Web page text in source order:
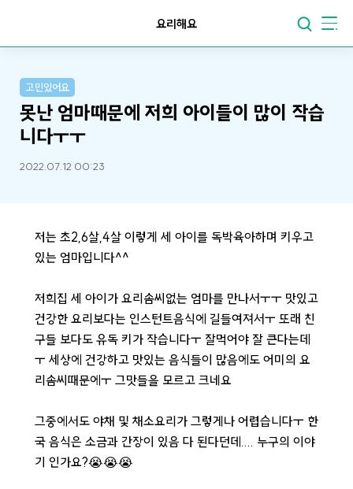
요리해요
고민있어요
못난 엄마때문에 저희 아이들이 많이 작습
니다ㅜㅜ
2022.07.12 00:23
저는 초2,6살,4살 이렇게 세 아이를 독박육아하며 키우고
있는 엄마입니다^^
저희집 세 아이가 요리솜씨없는 엄마를 만나서ㅜㅜ 맛있고
건강한 요리보다는 인스턴트음식에 길들여져서ㅜ 또래 친
구들 보다도 유독 키가 작습니다ㅜ 잘먹어야 잘 큰다는데
ㅜ 세상에 건강하고 맛있는 음식들이 많음에도 어미의 요
리솜씨때문에ㅜ 그맛들을 모르고 크네요
그중에서도 야채 및 채소요리가 그렇게나 어렵습니다ㅜ 한
국 음식은 소금과 간장이 있음 다 된다던데.... 누구의 이야
기 인가요?😭😭😭